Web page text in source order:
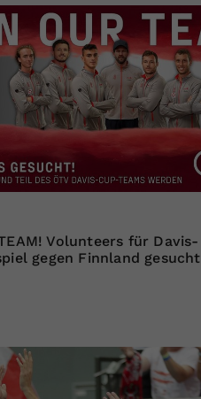
Volunteers für Davis-
gegen Finnland gesucht